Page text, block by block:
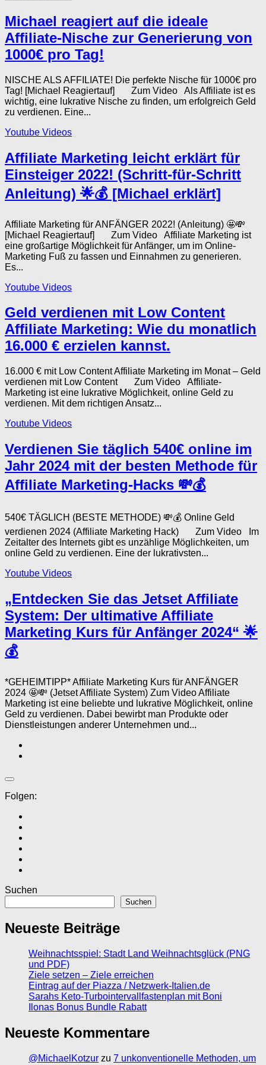
Michael reagiert auf die ideale
Affiliate-Nische zur Generierung von
1000€ pro Tag!
NISCHE ALS AFFILIATE! Die perfekte Nische für 1000€ pro
Tag! [Michael Reagiertauf] Zum Video Als Affiliate ist es
wichtig, eine lukrative Nische zu finden, um erfolgreich Geld
zu verdienen. Eine...
Youtube Videos
Affiliate Marketing leicht erklärt für
Einsteiger 2022! (Schritt-für-Schritt
Anleitung) 🌟💰 [Michael erklärt]
Affiliate Marketing für ANFÄNGER 2022! (Anleitung) 🤩💸
[Michael Reagiertauf] Zum Video Affiliate Marketing ist
eine großartige Möglichkeit für Anfänger, um im Online-
Marketing Fuß zu fassen und Einnahmen zu generieren.
Es...
Youtube Videos
Geld verdienen mit Low Content
Affiliate Marketing: Wie du monatlich
16.000 € erzielen kannst.
16.000 € mit Low Content Affiliate Marketing im Monat – Geld
verdienen mit Low Content Zum Video Affiliate-
Marketing ist eine lukrative Möglichkeit, online Geld zu
verdienen. Mit dem richtigen Ansatz...
Youtube Videos
Verdienen Sie täglich 540€ online im
Jahr 2024 mit der besten Methode für
Affiliate Marketing-Hacks 💸💰
540€ TÄGLICH (BESTE METHODE) 💸💰 Online Geld
verdienen 2024 (Affiliate Marketing Hack) Zum Video Im
Zeitalter des Internets gibt es unzählige Möglichkeiten, um
online Geld zu verdienen. Eine der lukrativsten...
Youtube Videos
„Entdecken Sie das Jetset Affiliate
System: Der ultimative Affiliate
Marketing Kurs für Anfänger 2024“ 🌟
💰
*GEHEIMTIPP* Affiliate Marketing Kurs für ANFÄNGER
2024 🤩💸 (Jetset Affiliate System) Zum Video Affiliate
Marketing ist eine beliebte und lukrative Möglichkeit, online
Geld zu verdienen. Dabei bewirbt man Produkte oder
Dienstleistungen anderer Unternehmen und...
Folgen:
Suchen
Suchen
Neueste Beiträge
Weihnachtsspiel: Stadt Land Weihnachtsglück (PNG
und PDF)
Ziele setzen – Ziele erreichen
Eintrag auf der Piazza / Netzwerk-Italien.de
Sarahs Keto-Turbointervallfastenplan mit Boni
Ilonas Bonus Bundle Rabatt
Neueste Kommentare
@MichaelKotzur zu 7 unkonventionelle Methoden, um